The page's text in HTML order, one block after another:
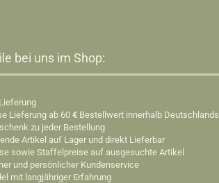
bei uns im Shop:​
Lieferung ab 60 € Bestellwert innerhalb Deutschlands
zu jeder Bestellung
Artikel auf Lager und direkt Lieferbar
sowie Staffelpreise auf ausgesuchte Artikel
und persönlicher Kundenservice
mit langjähriger Erfahrung